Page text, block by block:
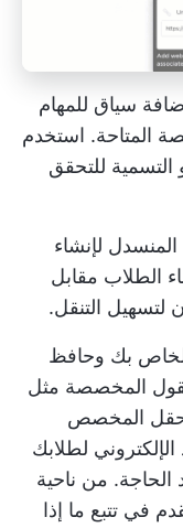
سياق للمهام
المتاحة. استخدم
للتحقق
لإنشاء
الطلاب مقابل
لتسهيل التنقل.
الخاص بك وحافظ
المخصصة مثل
المخصص
الإلكتروني لطلابك
الحاجة. من ناحية
في تتبع ما إذا